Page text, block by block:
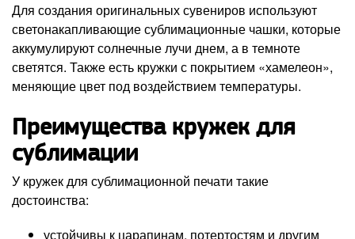
Для создания оригинальных сувениров используют
светонакапливающие сублимационные чашки, которые
аккумулируют солнечные лучи днем, а в темноте
светятся. Также есть кружки с покрытием «хамелеон»,
меняющие цвет под воздействием температуры.
Преимущества кружек для
сублимации
У кружек для сублимационной печати такие
достоинства:
устойчивы к царапинам, потертостям и другим